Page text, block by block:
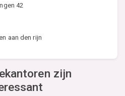
42
aan den rijn
zijn